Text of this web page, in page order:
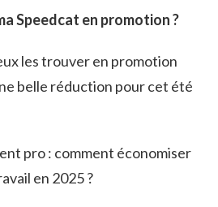
Speedcat en promotion ?
les trouver en promotion
belle réduction pour cet été
pro : comment économiser
en 2025 ?